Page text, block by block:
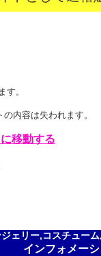
す。
内容は失われます。
移動する
ェリー,コスチュー
インフォメー